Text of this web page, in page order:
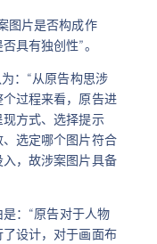
图片是否构成作
具有独创性”。
：“从原告构思涉
过程来看，原告进
方式、选择提示
选定哪个图片符合
，故涉案图片具备
：“原告对于人物
设计，对于画面布